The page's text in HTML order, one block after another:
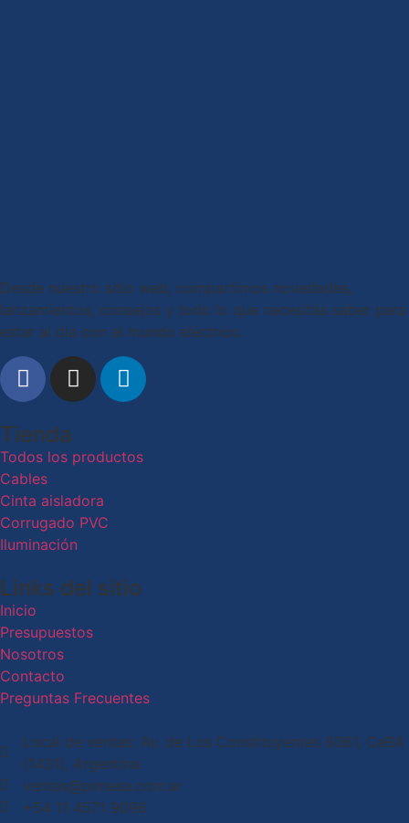
Desde nuestro sitio web, compartimos novedades,
lanzamientos, consejos y todo lo que necesitás saber para
estar al día con el mundo eléctrico.
Tienda
Todos los productos
Cables
Cinta aisladora
Corrugado PVC
Iluminación
Links del sitio
Inicio
Presupuestos
Nosotros
Contacto
Preguntas Frecuentes
Local de ventas: Av. de Los Constituyentes 6061, CaBA
(1431), Argentina
ventas@pimesa.com.ar
+54 11 4571 9096